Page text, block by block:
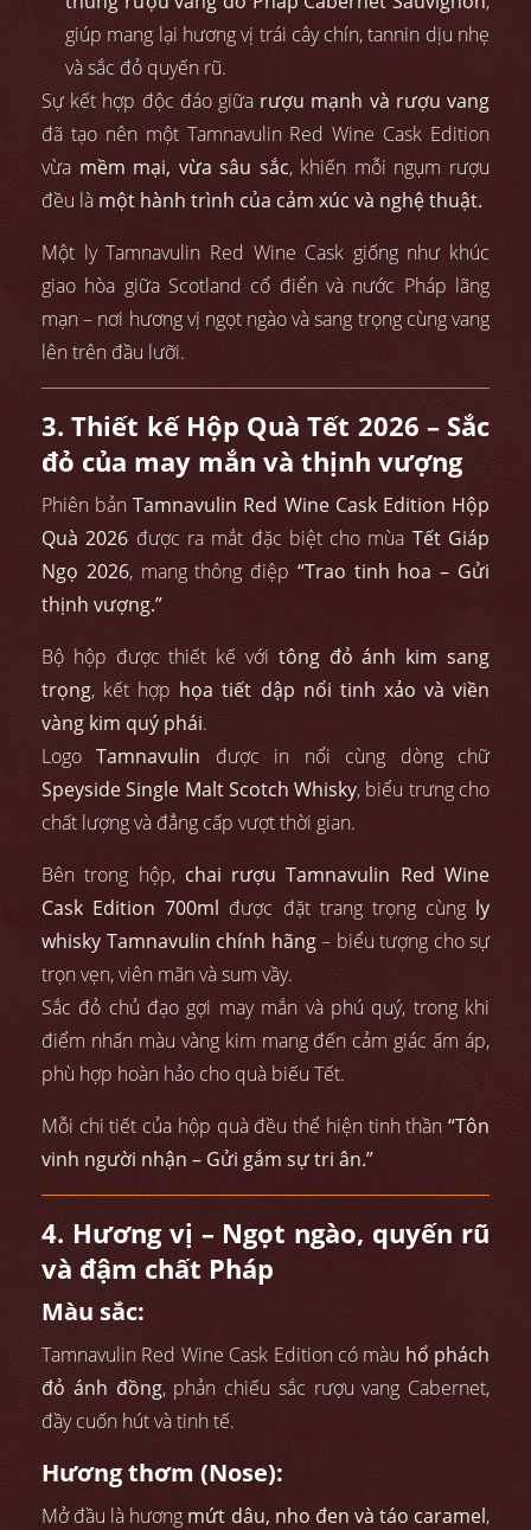
giúp mang lại hương vị trái cây chín, tannin dịu nhẹ
và sắc đỏ quyến rũ.
Sự kết hợp độc đáo giữa rượu mạnh và rượu vang
đã tạo nên một Tamnavulin Red Wine Cask Edition
vừa mềm mại, vừa sâu sắc, khiến mỗi ngụm rượu
đều là một hành trình của cảm xúc và nghệ thuật.
Một ly Tamnavulin Red Wine Cask giống như khúc
giao hòa giữa Scotland cổ điển và nước Pháp lãng
mạn – nơi hương vị ngọt ngào và sang trọng cùng vang
lên trên đầu lưỡi.
3. Thiết kế Hộp Quà Tết 2026 – Sắc
đỏ của may mắn và thịnh vượng
Phiên bảnTamnavulin Red Wine Cask Edition Hộp
Quà 2026 được ra mắt đặc biệt cho mùa Tết Giáp
Ngọ 2026, mang thông điệp “Trao tinh hoa – Gửi
thịnh vượng.”
Bộ hộp được thiết kế với tông đỏ ánh kim sang
trọng, kết hợp họa tiết dập nổi tinh xảo và viền
vàng kim quý phái.
LogoTamnavulin được in nổi cùng dòng chữ
Speyside Single Malt Scotch Whisky, biểu trưng cho
chất lượng và đẳng cấp vượt thời gian.
Bên trong hộp, chai rượu Tamnavulin Red Wine
Cask Edition 700ml được đặt trang trọng cùng ly
whisky Tamnavulin chính hãng– biểu tượng cho sự
trọn vẹn, viên mãn và sum vầy.
Sắc đỏ chủ đạo gợi may mắn và phú quý, trong khi
điểm nhấn màu vàng kim mang đến cảm giác ấm áp,
phù hợp hoàn hảo cho quà biếu Tết.
Mỗi chi tiết của hộp quà đều thể hiện tinh thần “Tôn
vinh người nhận – Gửi gắm sự tri ân.”
4. Hương vị – Ngọt ngào, quyến rũ
và đậm chất Pháp
Màu sắc:
Tamnavulin Red Wine Cask Edition có màu hổ phách
đỏ ánh đồng, phản chiếu sắc rượu vang Cabernet,
đầy cuốn hút và tinh tế.
Hương thơm (Nose):
Mở đầu là hương mứt dâu, nho đen và táo caramel,